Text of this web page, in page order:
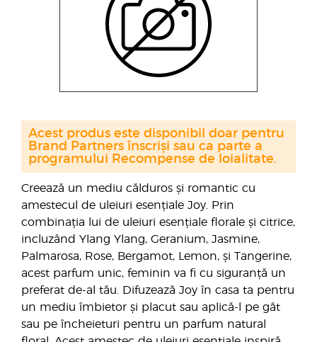
Creează un mediu călduros și romantic cu
amestecul de uleiuri esențiale Joy. Prin
combinația lui de uleiuri esențiale florale și citrice,
incluzând Ylang Ylang, Geranium, Jasmine,
Palmarosa, Rose, Bergamot, Lemon, și Tangerine,
acest parfum unic, feminin va fi cu siguranță un
preferat de-al tău. Difuzează Joy în casa ta pentru
un mediu îmbietor și placut sau aplică-l pe gât
sau pe încheieturi pentru un parfum natural
Acest produs este disponibil doar pentru
Brand Partners înscriși sau ca parte a
programului Recompense de loialitate.